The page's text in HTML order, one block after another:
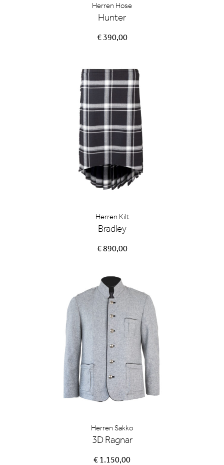
Herren Hose
Hunter
€ 390,00
Herren Kilt
Bradley
€ 890,00
Herren Sakko
3D Ragnar
€ 1.150,00